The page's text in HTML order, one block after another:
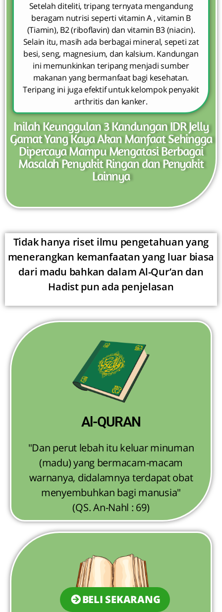
Setelah diteliti, tripang ternyata mengandung
beragam nutrisi seperti vitamin A , vitamin B
(Tiamin), B2 (riboflavin) dan vitamin B3 (niacin).
Selain itu, masih ada berbagai mineral, sepeti zat
besi, seng, magnesium, dan kalsium. Kandungan
ini memunkinkan teripang menjadi sumber
makanan yang bermanfaat bagi kesehatan.
Teripang ini juga efektif untuk kelompok penyakit
arthritis dan kanker.
Inilah Keunggulan 3 Kandungan IDR Jelly
Gamat Yang Kaya Akan Manfaat Sehingga
Dipercaya Mampu Mengatasi Berbagai
Masalah Penyakit Ringan dan Penyakit
Lainnya
Tidak hanya riset ilmu pengetahuan yang
menerangkan kemanfaatan yang luar biasa
dari madu bahkan dalam Al-Qur’an dan
Hadist pun ada penjelasan
Al-QURAN
"Dan perut lebah itu keluar minuman
(madu) yang bermacam-macam
warnanya, didalamnya terdapat obat
menyembuhkan bagi manusia"
(QS. An-Nahl : 69)
BELI SEKARANG